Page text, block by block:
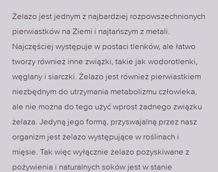
Żelazo jest jednym z najbardziej rozpowszechnionych
pierwiastków na Ziemi i najtańszym z metali.
Najczęściej występuje w postaci tlenków, ale łatwo
tworzy również inne związki, takie jak wodorotlenki,
węglany i siarczki. Żelazo jest również pierwiastkiem
niezbędnym do utrzymania metabolizmu człowieka,
ale nie można do tego użyć wprost żadnego związku
żelaza. Jedyną jego formą, przyswajalną przez nasz
organizm jest żelazo występujące w roślinach i
mięsie. Tak więc wyłącznie żelazo pozyskiwane z
pożywienia i naturalnych soków jest w stanie